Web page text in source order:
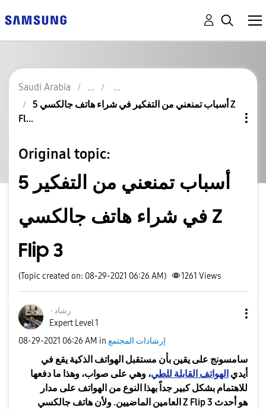
Saudi Arabia
5 أسباب تمنعني من التفكير في شراء هاتف جالكسي Z
Fl...
Original topic:
5 أسباب تمنعني من التفكير
في شراء هاتف جالكسي Z
Flip 3
(Topic created on: 08-29-2021 06:26 AM) 1261 Views
رشاد٠
Expert Level 1
‎08-29-2021 06:26 AM in إرشادات المجتمع
سامسونج على يقين بأن مستقبل الهواتف الذكية يقع في
أيدي الهواتف القابلة للطي، وهي على صواب، وهذا ما دفعها
للاهتمام بشكل كبير جداً بهذا النوع من الهواتف على مدار
العامين الماضيين. ولأن هاتف جالكسي Z Flip 3 هو أحدث